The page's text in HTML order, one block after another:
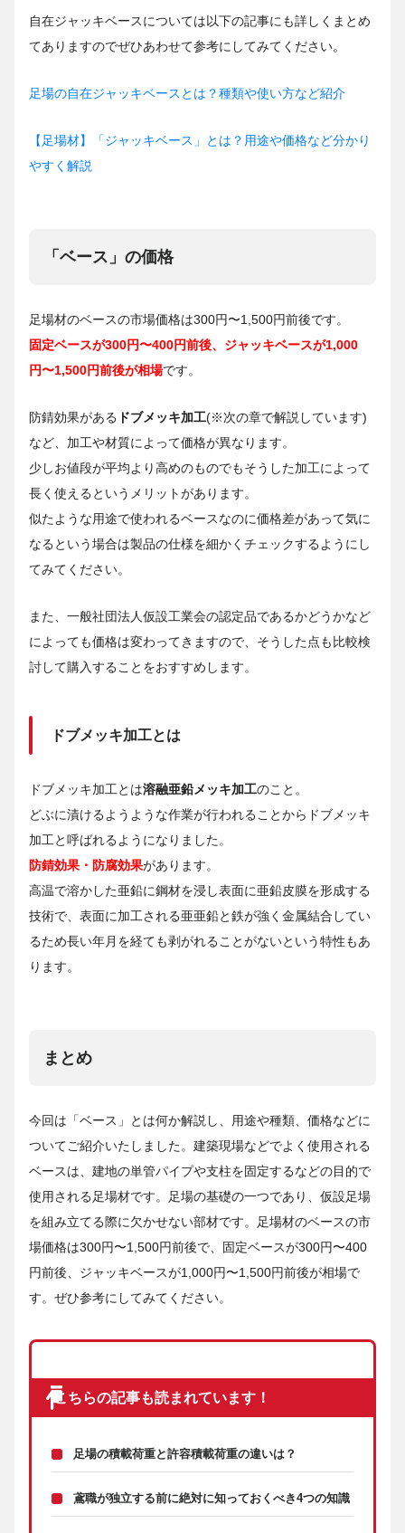
自在ジャッキベースについては以下の記事にも詳しくまとめ
てありますのでぜひあわせて参考にしてみてください。
足場の自在ジャッキベースとは？種類や使い方など紹介
【足場材】「ジャッキベース」とは？用途や価格など分かり
やすく解説
「ベース」の価格
足場材のベースの市場価格は300円〜1,500円前後です。
固定ベースが300円〜400円前後、ジャッキベースが1,000
円〜1,500円前後が相場です。
防錆効果がある ドブメッキ加工(※次の章で解説しています)
など、加工や材質によって価格が異なります。
少しお値段が平均より高めのものでもそうした加工によって
長く使えるというメリットがあります。
似たような用途で使われるベースなのに価格差があって気に
なるという場合は製品の仕様を細かくチェックするようにし
てみてください。
また、一般社団法人仮設工業会の認定品であるかどうかなど
によっても価格は変わってきますので、そうした点も比較検
討して購入することをおすすめします。
ドブメッキ加工とは
ドブメッキ加工とは溶融亜鉛メッキ加工のこと。
どぶに漬けるようような作業が行われることからドブメッキ
加工と呼ばれるようになりました。
防錆効果・防腐効果があります。
高温で溶かした亜鉛に鋼材を浸し表面に亜鉛皮膜を形成する
技術で、表面に加工される亜亜鉛と鉄が強く金属結合してい
るため長い年月を経ても剥がれることがないという特性もあ
ります。
まとめ
今回は「ベース」とは何か解説し、用途や種類、価格などに
ついてご紹介いたしました。建築現場などでよく使用される
ベースは、建地の単管パイプや支柱を固定するなどの目的で
使用される足場材です。足場の基礎の一つであり、仮設足場
を組み立てる際に欠かせない部材です。足場材のベースの市
場価格は300円〜1,500円前後で、固定ベースが300円〜400
円前後、ジャッキベースが1,000円〜1,500円前後が相場で
す。ぜひ参考にしてみてください。
こちらの記事も読まれています！
足場の積載荷重と許容積載荷重の違いは？
鳶職が独立する前に絶対に知っておくべき4つの知識